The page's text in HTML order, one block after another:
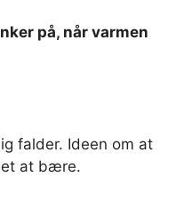
på, når varmen
falder. Ideen om at
at bære.